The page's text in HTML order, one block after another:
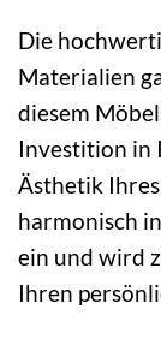
Die
Materialien
diesem
Investition in
Ästhetik Ihres
harmonisch
ein und wird
Ihren